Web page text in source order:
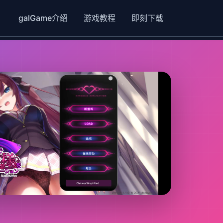
galGame介绍 游戏教程 即刻下载